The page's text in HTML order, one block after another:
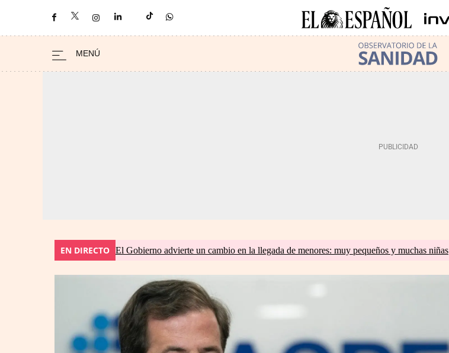
EN DIRECTO El Gobierno advierte un cambio en la llegada de menores: muy pequeños y muchas niñas